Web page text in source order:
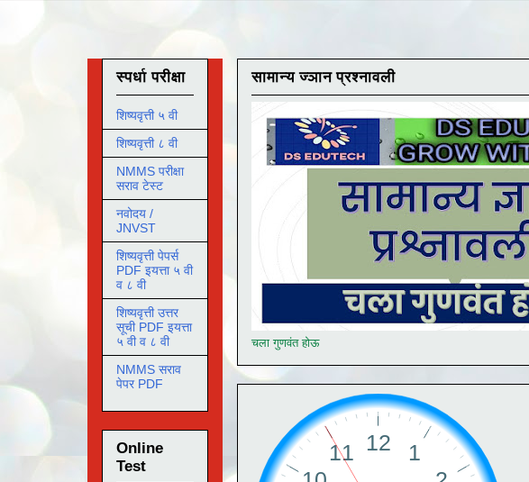
सामान्य ज्ञान प्रश्नावली
चला गुणवंत होऊ
स्पर्धा परीक्षा
शिष्यवृत्ती ५ वी
शिष्यवृत्ती ८ वी
NMMS परीक्षा
सराव टेस्ट
नवोदय /
JNVST
शिष्यवृत्ती पेपर्स
PDF इयत्ता ५ वी
व ८ वी
शिष्यवृत्ती उत्तर
सूची PDF इयत्ता
५ वी व ८ वी
NMMS सराव
पेपर PDF
Online
Test